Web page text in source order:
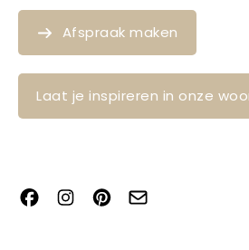
Afspraak maken
Laat je inspireren in onze